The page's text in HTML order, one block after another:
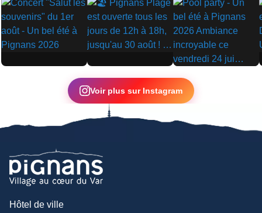
▶ ▶
▶
Voir plus sur Instagram
Hôtel de ville